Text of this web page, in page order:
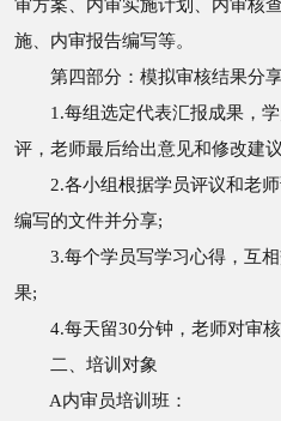
审方案、内审实施计划、内审核
施、内审报告编写等。
第四部分：模拟审核结果分享
1.每组选定代表汇报成果，学
评，老师最后给出意见和修改建
2.各小组根据学员评议和老师
编写的文件并分享;
3.每个学员写学习心得，互相
果;
4.每天留30分钟，老师对审核
二、培训对象
A内审员培训班：